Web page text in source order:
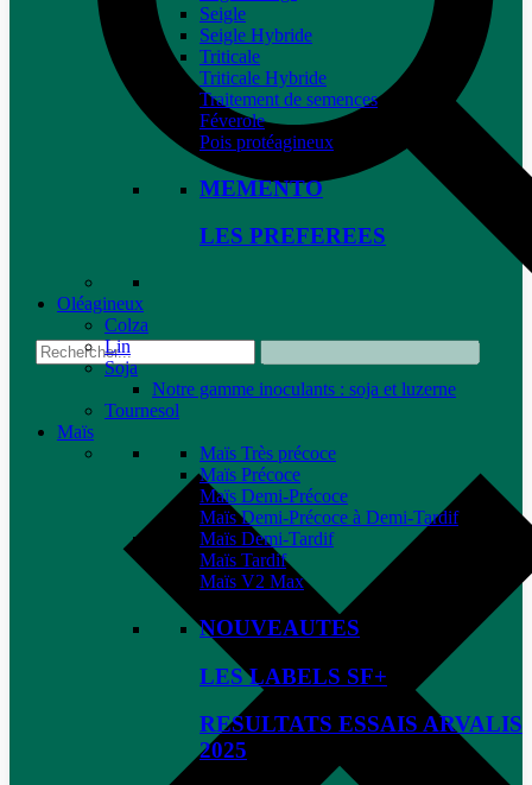
Seigle
Seigle Hybride
Triticale
Triticale Hybride
Traitement de semences
Féverole
Pois protéagineux
MEMENTO
LES PREFEREES
Oléagineux
Colza
Lin
Soja
Notre gamme inoculants : soja et luzerne
Tournesol
Maïs
Maïs Très précoce
Maïs Précoce
Maïs Demi-Précoce
Maïs Demi-Précoce à Demi-Tardif
Maïs Demi-Tardif
Maïs Tardif
Maïs V2 Max
NOUVEAUTES
LES LABELS SF+
RESULTATS ESSAIS ARVALIS
2025